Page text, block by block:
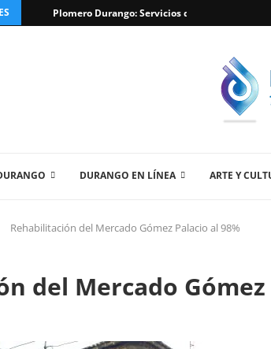
Plomero Durango: Servicios de Plomería
DURANGO EN LÍNEA ARTE Y
Rehabilitación del Mercado Gómez Palacio al 98%
del Mercado Gómez